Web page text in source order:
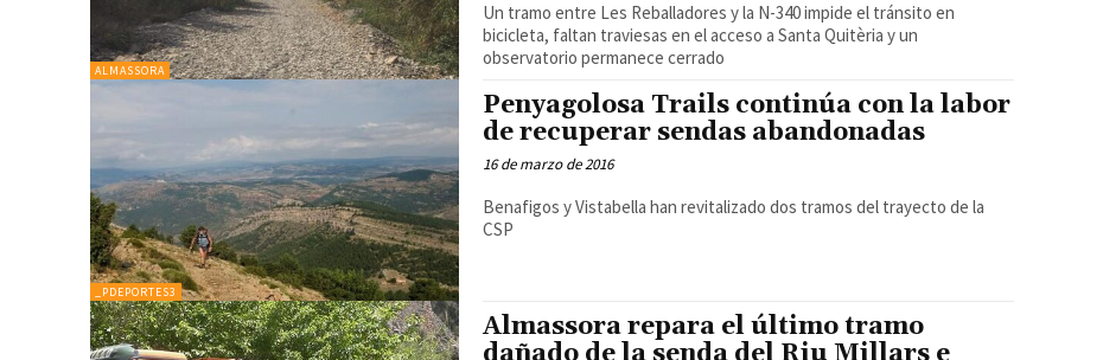
ALMASSORA
Un tramo entre Les Reballadores y la N-340 impide el tránsito en
bicicleta, faltan traviesas en el acceso a Santa Quitèria y un
observatorio permanece cerrado
_PDEPORTES3
Penyagolosa Trails continúa con la labor
de recuperar sendas abandonadas
16 de marzo de 2016
Benafigos y Vistabella han revitalizado dos tramos del trayecto de la
CSP
Almassora repara el último tramo